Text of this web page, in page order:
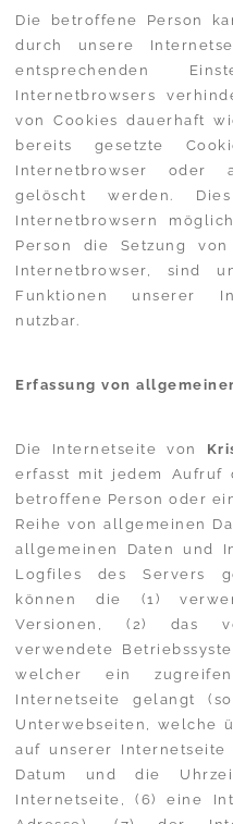
Die betroffene Person
durch unsere
entsprechenden
Internetbrowsers
von Cookies dauerhaft
bereits gesetzte
Internetbrowser oder
gelöscht werden.
Internetbrowsern
Person die Setzung
Internetbrowser, sind
Funktionen unserer
nutzbar.
Erfassung von
Die Internetseite von
erfasst mit jedem Aufruf
betroffene Person oder
Reihe von allgemeinen
allgemeinen Daten und
Logfiles des Servers
können die (1)
Versionen, (2) das
verwendete
welcher ein
Internetseite gelangt
Unterwebseiten, welche
auf unserer Internetseite
Datum und die
Internetseite, (6) eine